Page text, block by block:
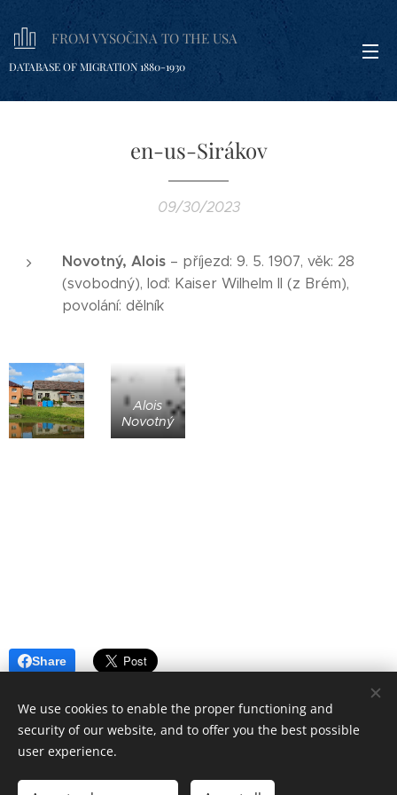
FROM VYSOČINA TO THE USA
DATABASE OF MIGRATION 1880-1930
en-us-Sirákov
09/30/2023
Novotný, Alois – příjezd: 9. 5. 1907, věk: 28
(svobodný), loď: Kaiser Wilhelm II (z Brém),
povolání: dělník
Alois
Novotný
Share
Created by the
Languages
We use cookies to enable the proper functioning and
security of our website, and to offer you the best possible
user experience.